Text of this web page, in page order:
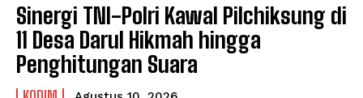
Sinergi TNI-Polri Kawal Pilchiksung di
11 Desa Darul Hikmah hingga
Penghitungan Suara